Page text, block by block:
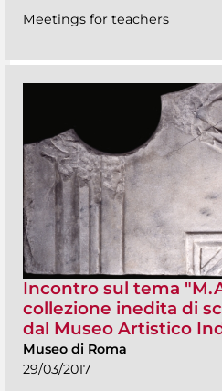
Meetings for teachers
Incontro sul tema
collezione inedita di
dal Museo Artistico
Museo di Roma
29/03/2017